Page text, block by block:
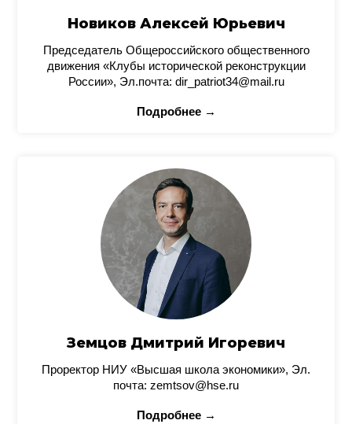
Новиков Алексей Юрьевич
Председатель Общероссийского общественного
движения «Клубы исторической реконструкции
России», Эл.почта: dir_patriot34@mail.ru
Подробнее →
Земцов Дмитрий Игоревич
Проректор НИУ «Высшая школа экономики», Эл.
почта: zemtsov@hse.ru
Подробнее →